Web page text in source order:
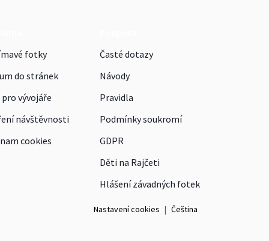
fotky
do stránek
pro vývojáře
návštěvnosti
cookies
Časté dotazy
Návody
Pravidla
Podmínky soukromí
GDPR
Děti na Rajčeti
Hlášení závadných fotek
Nastavení cookies | Čeština